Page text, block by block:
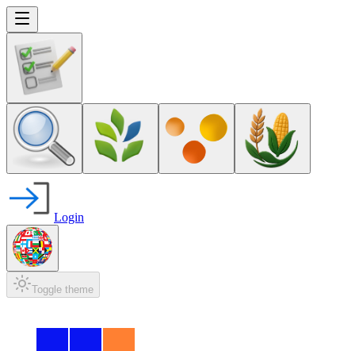
Login
Toggle theme